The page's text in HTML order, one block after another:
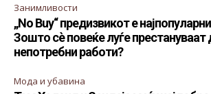
Занимливости
„No Buy“ предизвикот е
Зошто сè повеќе луѓе престануваат
непотребни работи?
Мода и убавина